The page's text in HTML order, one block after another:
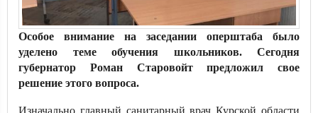
Особое внимание на заседании оперштаба было
уделено теме обучения школьников. Сегодня
губернатор Роман Старовойт предложил свое
решение этого вопроса.
Изначально главный санитарный врач Курской области